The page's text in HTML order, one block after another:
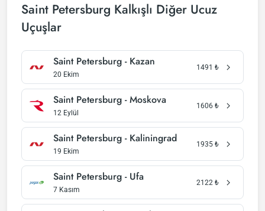
Saint Petersburg Kalkışlı Diğer Ucuz
Uçuşlar
Saint Petersburg - Kazan
20 Ekim
1491 ₺
Saint Petersburg - Moskova
12 Eylül
1606 ₺
Saint Petersburg - Kaliningrad
19 Ekim
1935 ₺
Saint Petersburg - Ufa
7 Kasım
2122 ₺